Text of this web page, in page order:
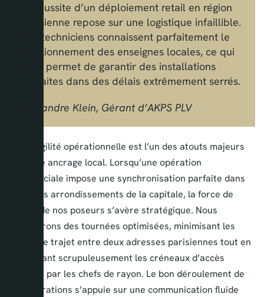
La réussite d’un déploiement retail en région
parisienne repose sur une logistique infaillible.
Nos techniciens connaissent parfaitement le
fonctionnement des enseignes locales, ce qui
nous permet de garantir des installations
parfaites dans des délais extrêmement serrés.
Alexandre Klein, Gérant d’AKPS PLV
Cette agilité opérationnelle est l’un des atouts majeurs
de notre ancrage local. Lorsqu’une opération
commerciale impose une synchronisation parfaite dans
plusieurs arrondissements de la capitale, la force de
frappe de nos poseurs s’avère stratégique. Nous
orchestrons des tournées optimisées, minimisant les
temps de trajet entre deux adresses parisiennes tout en
respectant scrupuleusement les créneaux d’accès
imposés par les chefs de rayon. Le bon déroulement de
ces opérations s’appuie sur une communication fluide